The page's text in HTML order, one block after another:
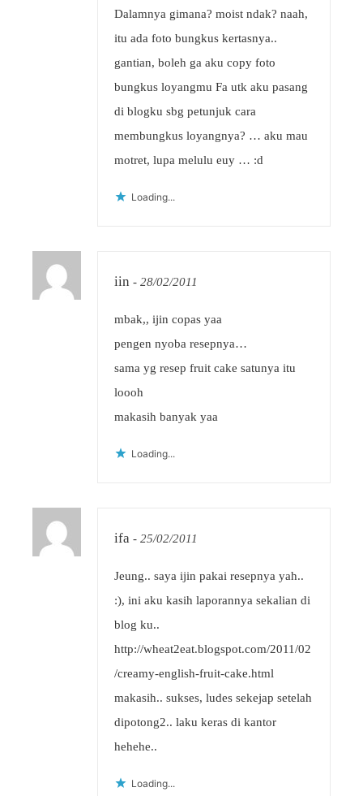
Dalamnya gimana? moist ndak? naah,
itu ada foto bungkus kertasnya..
gantian, boleh ga aku copy foto
bungkus loyangmu Fa utk aku pasang
di blogku sbg petunjuk cara
membungkus loyangnya? … aku mau
motret, lupa melulu euy … :d
Loading...
iin - 28/02/2011
mbak,, ijin copas yaa
pengen nyoba resepnya…
sama yg resep fruit cake satunya itu
loooh
makasih banyak yaa
Loading...
ifa - 25/02/2011
Jeung.. saya ijin pakai resepnya yah..
:), ini aku kasih laporannya sekalian di
blog ku..
http://wheat2eat.blogspot.com/2011/02
/creamy-english-fruit-cake.html
makasih.. sukses, ludes sekejap setelah
dipotong2.. laku keras di kantor
hehehe..
Loading...